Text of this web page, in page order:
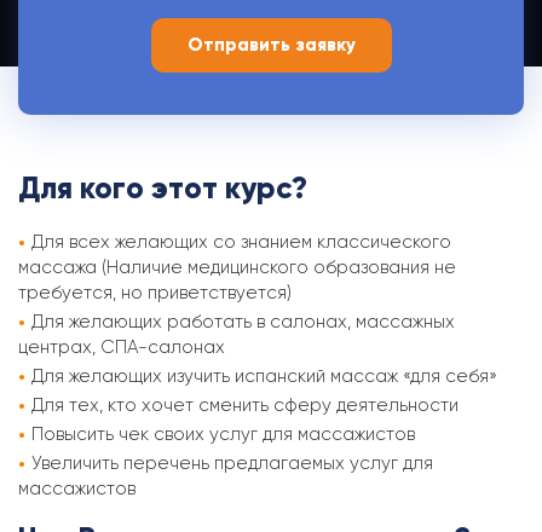
Для кого этот курс?
Для всех желающих со знанием классического
массажа (Наличие медицинского образования не
требуется, но приветствуется)
Для желающих работать в салонах, массажных
центрах, СПА-салонах
Для желающих изучить испанский массаж «для себя»
Для тех, кто хочет сменить сферу деятельности
Повысить чек своих услуг для массажистов
Увеличить перечень предлагаемых услуг для
массажистов